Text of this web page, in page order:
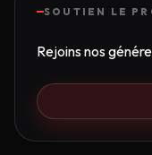
SOUTIEN LE
Rejoins nos